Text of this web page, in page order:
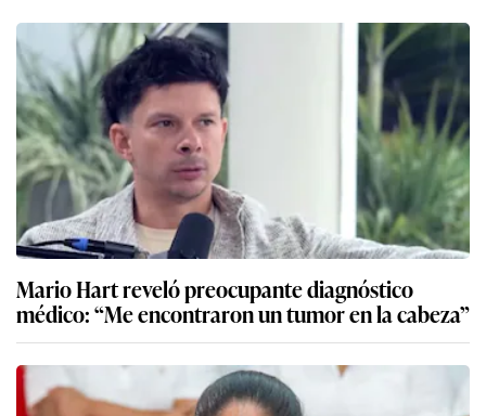
Mario Hart reveló preocupante diagnóstico
médico: “Me encontraron un tumor en la cabeza”